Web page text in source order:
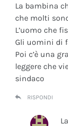
La bambina
che molti
L’uomo che
Gli uomini di
Poi c’è una
leggere che
sindaco
RISPONDI